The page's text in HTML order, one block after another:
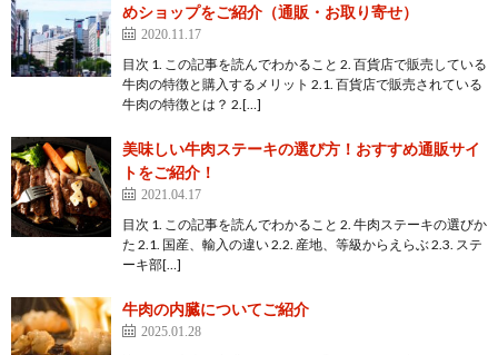
めショップをご紹介（通販・お取り寄せ）
2020.11.17
目次 1. この記事を読んでわかること 2. 百貨店で販売している
牛肉の特徴と購入するメリット 2.1. 百貨店で販売されている
牛肉の特徴とは？ 2.[…]
美味しい牛肉ステーキの選び方！おすすめ通販サイ
トをご紹介！
2021.04.17
目次 1. この記事を読んでわかること 2. 牛肉ステーキの選びか
た 2.1. 国産、輸入の違い 2.2. 産地、等級からえらぶ 2.3. ステ
ーキ部[…]
牛肉の内臓についてご紹介
2025.01.28